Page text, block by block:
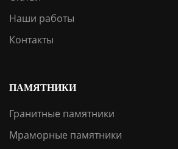
Наши работы
Контакты
ПАМЯТНИКИ
Гранитные памятники
Мраморные памятники